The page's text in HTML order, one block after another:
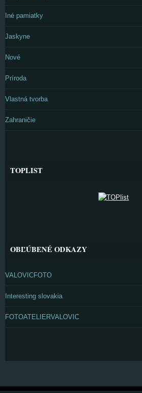
Iné pamiatky
Jaskyne
Nové
Príroda
Vlastná tvorba
Zahraničie
TOPLIST
OBĽÚBENÉ ODKAZY
VALOVICFOTO
Interesting slovakia
FOTOATELIERVALOVIC